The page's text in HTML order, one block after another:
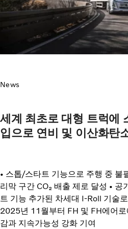
News
세계 최초로 대형 트럭에
입으로 연비 및 이산화탄
• 스톱/스타트 기능으로 주행 중 불
리막 구간 CO₂ 배출 제로 달성 • 공기역학적 디자인과 스톱/스타
트 기능 추가된 차세대 I-Roll 기술로
2025년 11월부터 FH 및 FH에어
감과 지속가능성 강화 기여